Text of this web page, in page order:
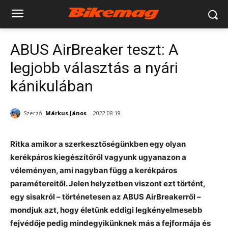
ABUS AirBreaker teszt: A
legjobb választás a nyári
kánikulában
Szerző: Márkus János 2022.08.19.
Ritka amikor a szerkesztőségünkben egy olyan
kerékpáros kiegészítőről vagyunk ugyanazon a
véleményen, ami nagyban függ a kerékpáros
paramétereitől. Jelen helyzetben viszont ezt történt,
egy sisakról – történetesen az ABUS AirBreakerről –
mondjuk azt, hogy életünk eddigi legkényelmesebb
fejvédője pedig mindegyikünknek más a fejformája és